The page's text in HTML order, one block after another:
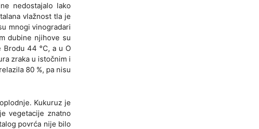
nedostajalo lako
vlažnost tla je
mnogi vinogradari
dubine njihove su
Brodu 44 °C, a u O
zraka u istočnim i
80 %, pa nisu
Kukuruz je
vegetacije znatno
povrća nije bilo